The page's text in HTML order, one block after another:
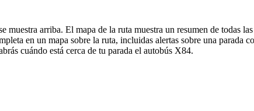
arriba. El mapa de la ruta muestra un resumen de todas
en un mapa sobre la ruta, incluidas alertas sobre una parada
cuándo está cerca de tu parada el autobús X84.